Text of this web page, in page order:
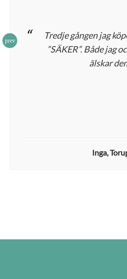
“
Tredje gången jag
”SÄKER”. Både jag
älskar
Inga,